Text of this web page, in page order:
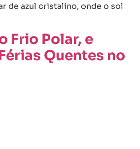
de azul cristalino, onde o sol
Frio Polar, e
Quentes no